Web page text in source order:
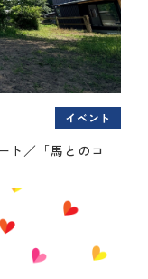
イベント
ト／「馬とのコ